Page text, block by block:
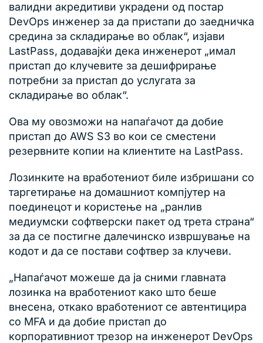
валидни акредитиви украдени од постар
DevOps инженер за да пристапи до заедничка
средина за складирање во облак“, изјави
LastPass, додавајќи дека инженерот „имал
пристап до клучевите за дешифрирање
потребни за пристап до услугата за
складирање во облак“.
Ова му овозможи на напаѓачот да добие
пристап до AWS S3 во кои се сместени
резервните копии на клиентите на LastPass.
Лозинките на вработениот биле избришани со
таргетирање на домашниот компјутер на
поединецот и користење на „ранлив
медиумски софтверски пакет од трета страна“
за да се постигне далечинско извршување на
кодот и да се постави софтвер за клучеви.
„Напаѓачот можеше да ја сними главната
лозинка на вработениот како што беше
внесена, откако вработениот се автентицира
со MFA и да добие пристап до
корпоративниот трезор на инженерот DevOps